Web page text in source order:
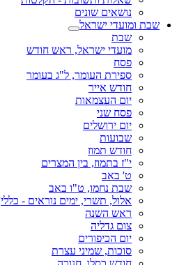
נושאים שונים
שבת ומועדי ישראל
שבת
מועדי ישראל, ראש חודש
פסח
ספירת העומר, ל"ג בעומר
חודש אייר
יום העצמאות
פסח שני
יום ירושלים
שבועות
חודש תמוז
י"ז בתמוז, בין המצרים
ט' באב
שבת נחמו, ט"ו באב
אלול, תשרי, ימים נוראים - כללי
ראש השנה
צום גדליה
יום הכיפורים
סוכות, שמיני עצרת